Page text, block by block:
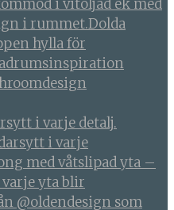
i varje detalj.